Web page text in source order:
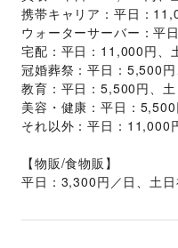
携帯キャリア：平日：
ウォーターサーバー：平
宅配：平日：11,000円、
冠婚葬祭：平日：5,500
教育：平日：5,500円、
美容・健康：平日：
それ以外：平日：11,000
【物販/食物販】
平日：3,300円／日、土